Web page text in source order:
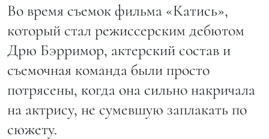
Во время съемок фильма «Катись»,
который стал режиссерским дебютом
Дрю Бэрримор, актерский состав и
съемочная команда были просто
потрясены, когда она сильно накричала
на актрису, не сумевшую заплакать по
сюжету.